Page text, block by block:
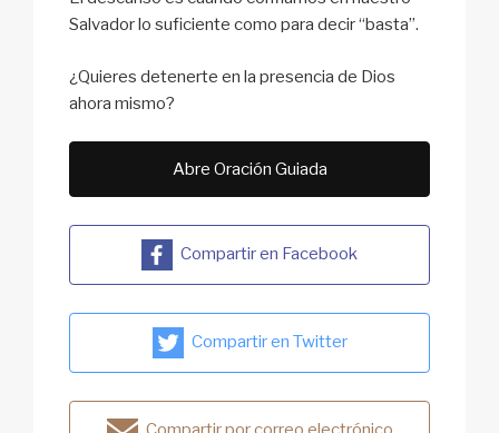
Salvador lo suficiente como para decir “basta”.
¿Quieres detenerte en la presencia de Dios
ahora mismo?
Abre Oración Guiada
Compartir en Facebook
Compartir en Twitter